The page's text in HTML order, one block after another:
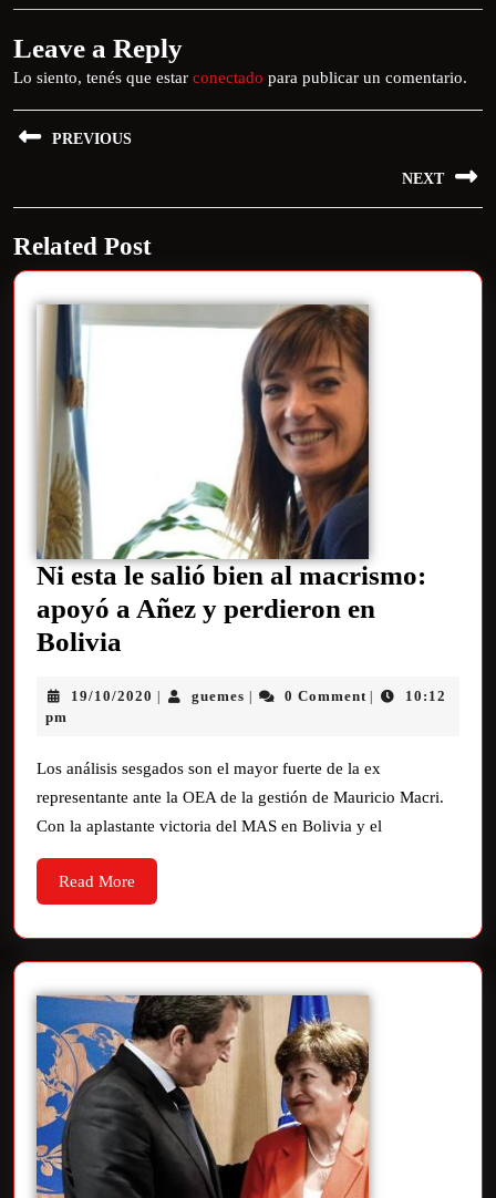
Leave a Reply
Lo siento, tenés que estar conectado para publicar un comentario.
PREVIOUS
NEXT
Related Post
Ni esta le salió bien al macrismo:
apoyó a Añez y perdieron en
Bolivia
19/10/2020 | guemes | 0 Comment |
10:12
pm
Los análisis sesgados son el mayor fuerte de la ex
representante ante la OEA de la gestión de Mauricio Macri.
Con la aplastante victoria del MAS en Bolivia y el
Read More